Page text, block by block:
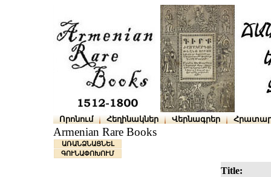
Որոնում Հեղինակներ Վերնագրեր
Armenian Rare Books
ԱՌԱՆՁՆԱՑՆԵԼ
ԳՈՒՆԱՓՈԽՈՒՄ
Title: